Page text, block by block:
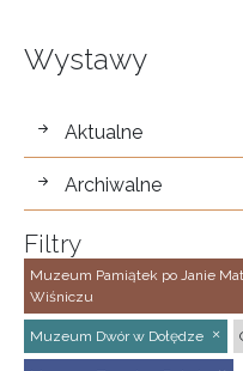
Wystawy
wystawy
Aktualne
Archiwalne
Filtry
Muzeum Pamiątek po Janie
Wiśniczu
Muzeum Dwór w Dołędze